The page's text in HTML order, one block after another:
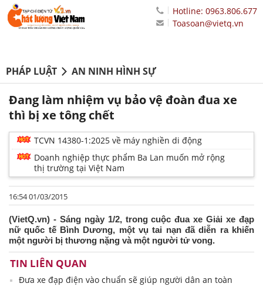
Hotline: 0963.806.677
Toasoan@vietq.vn
PHÁP LUẬT AN NINH HÌNH SỰ
Đang làm nhiệm vụ bảo vệ đoàn đua xe
thì bị xe tông chết
TCVN 14380-1:2025 về máy nghiền di động
Doanh nghiệp thực phẩm Ba Lan muốn mở rộng
thị trường tại Việt Nam
16:54 01/03/2015
(VietQ.vn) - Sáng ngày 1/2, trong cuộc đua xe Giải xe đạp
nữ quốc tế Bình Dương, một vụ tai nạn đã diễn ra khiến
một người bị thương nặng và một người tử vong.
TIN LIÊN QUAN
Đưa xe đạp điện vào chuẩn sẽ giúp người dân an toàn